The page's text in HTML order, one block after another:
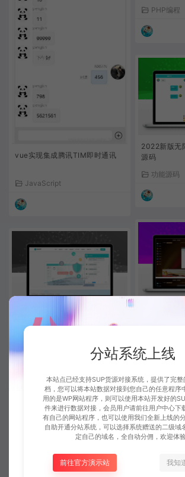
vue实现集成腾讯TIM即时通讯
JavaScript
PHP编程
网站多商户在线客服系统源码
2022新版无
源码
功能源码
直播聊天室
分站系统上线
本站点已经支持SUP货源对接系统，提供了完整
档，您可以将本站数据对接到您自己的任意程序
用的是WP网站程序，则可以使用本站开发好的
件来进行数据对接，会员用户请前往用户中心下
有自己的网站程序，也可以使用我们全新上线的
自助开通分站系统，可以选择系统赠送的二级域
定自己的域名，全自动分佣，欢迎体
前往官方演示站 我知